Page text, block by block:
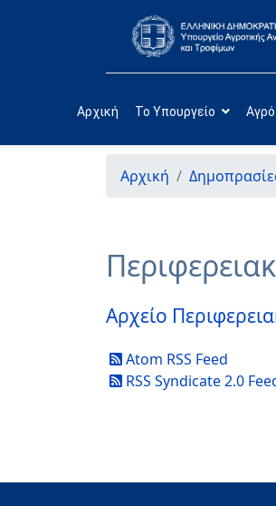
Αρχική Το Υπουργείο
Αρχική
Αρχείο
Atom RSS Feed
RSS Syndicate 2.0